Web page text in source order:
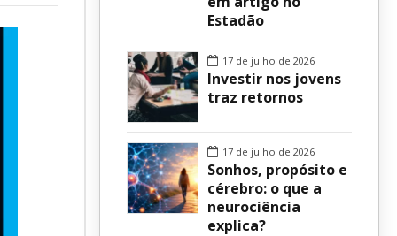
Estadão
17 de julho de 2026
Investir nos jovens
traz retornos
17 de julho de 2026
Sonhos, propósito e
cérebro: o que a
neurociência
explica?